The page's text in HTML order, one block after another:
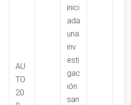
AU
TO
20
inici
ada
una
inv
esti
gac
ión
san